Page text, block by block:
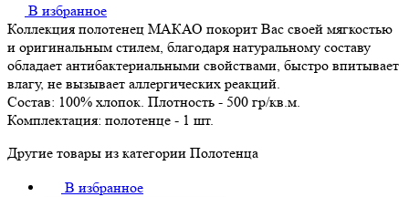
В избранное
Коллекция полотенец МАКАО покорит Вас своей мягкостью
и оригинальным стилем, благодаря натуральному составу
обладает антибактериальными свойствами, быстро впитывает
влагу, не вызывает аллергических реакций.
Состав: 100% хлопок. Плотность - 500 гр/кв.м.
Комплектация: полотенце - 1 шт.
Другие товары из категории Полотенца
В избранное